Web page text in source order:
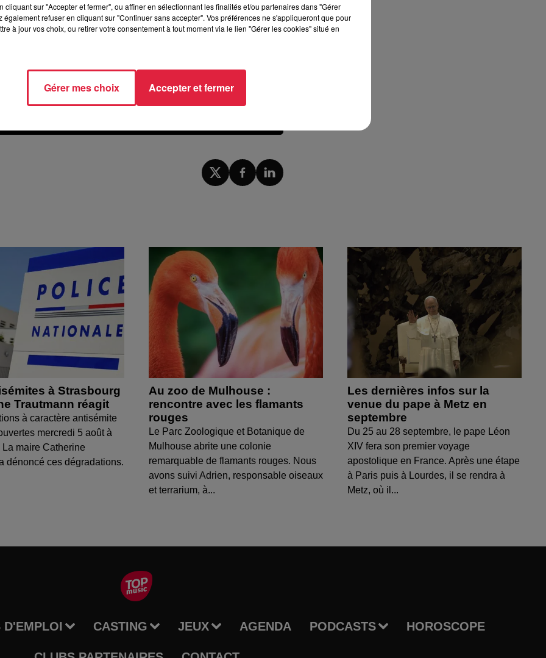
de la finale seront communiquées ultérieurement.
natif du Nord de l’Alsace, de Mommenheim plus
mais aussi le sport et la culture, c’est avec curiosité
les dernières actualités.
à Strasbourg
Trautmann réagit
à caractère antisémite
mercredi 5 août à
La maire Catherine
dénoncé ces dégradations.
Au zoo de Mulhouse :
rencontre avec les flamants
rouges
Le Parc Zoologique et Botanique de
Mulhouse abrite une colonie
remarquable de flamants rouges. Nous
avons suivi Adrien, responsable oiseaux
et terrarium, à...
Les dernières infos sur la
venue du pape à Metz en
septembre
Du 25 au 28 septembre, le pape Léon
XIV fera son premier voyage
apostolique en France. Après une étape
à Paris puis à Lourdes, il se rendra à
Metz, où il...
D'EMPLOI CASTING JEUX AGENDA PODCASTS HOROSCOPE
cliquant sur "Accepter et fermer", ou affiner en sélectionnant les finalités et/ou partenaires dans "Gérer
également refuser en cliquant sur "Continuer sans accepter". Vos préférences ne s'appliqueront que pour
à jour vos choix, ou retirer votre consentement à tout moment via le lien "Gérer les cookies" situé en
Gérer mes choix Accepter et fermer